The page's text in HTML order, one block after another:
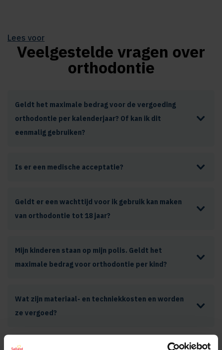
Lees voor
Veelgestelde vragen over
orthodontie
Geldt het maximale bedrag voor de vergoeding
orthodontie per kalenderjaar? Of kan ik dit
eenmalig gebruiken?
Is er een medische acceptatie?
Geldt er een wachttijd voor ik gebruik kan maken
van orthodontie tot 18 jaar?
Mijn kinderen staan op mijn polis. Geldt het
maximale bedrag voor orthodontie per kind?
Wat zijn materiaal- en techniekkosten en worden
ze vergoed?